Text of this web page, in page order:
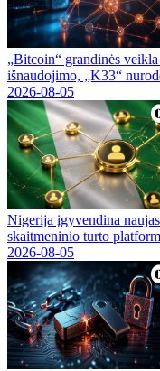
„Bitcoin“ grandinės
išnaudojimo, „K33“
2026-08-05
Nigerija įgyvendina
skaitmeninio turto
2026-08-05